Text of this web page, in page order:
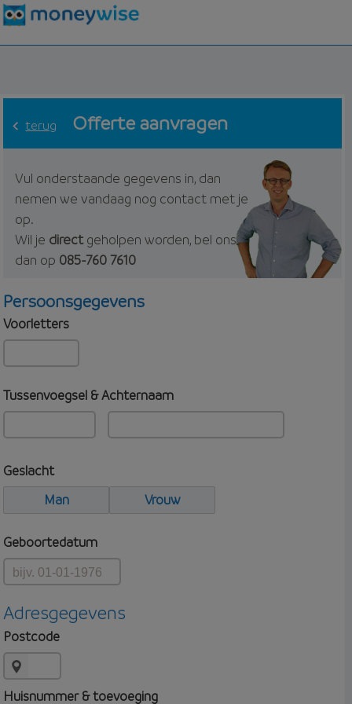
terug Offerte aanvragen
Vul onderstaande gegevens in, dan
nemen we vandaag nog contact met je
op.
Wil je directgeholpen worden, bel ons
dan op 085-760 7610
Persoonsgegevens
Voorletters
Tussenvoegsel & Achternaam
Geslacht
Man
Vrouw
Geboortedatum
Adresgegevens
Postcode
Huisnummer & toevoeging